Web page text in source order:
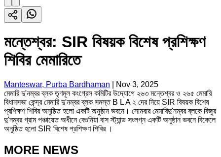
মন্তেশ্বর: SIR বিষয়ক বিশেষ প্রশিক্ষণ
শিবির মেমারিতে
Manteswar, Purba Bardhaman
Nov 3, 2025
মেমারি দু'নম্বর ব্লক তৃণমূল কংগ্রেস কমিটির উদ্যোগে ২৬৩ মন্তেশ্বর ও ২৬৫ মেমারি
বিধানসভা কেন্দ্র মেমারি দু'নম্বর ব্লক সমস্ত B L A ২ দের নিয়ে SIR বিষয়ক বিশেষ
প্রশিক্ষণ শিবির অনুষ্ঠিত হলো একটি অনুষ্ঠান ভবনে। সোমবার মেমারিদু'নম্বর ব্লকে বিজুর
দু'নম্বর গ্রাম পঞ্চায়েত অধীনে বেগুনিয়া বাস স্ট্যান্ড সংলগ্ন একটি অনুষ্ঠান ভবনে বিকেলে
অনুষ্ঠিত হলো SIR বিশেষ প্রশিক্ষণ শিবির ।
MORE NEWS